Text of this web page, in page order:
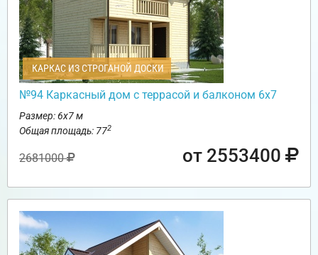
КАРКАС ИЗ СТРОГАНОЙ ДОСКИ
№94 Каркасный дом с террасой и балконом 6х7
Размер: 6х7 м
Общая площадь: 772
2681000 от 2553400